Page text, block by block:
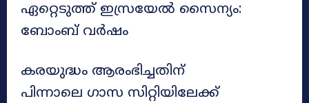
ഏറ്റെടുത്ത് ഇസ്രയേൽ സൈന്യം:
ബോംബ് വർഷം
കരയുദ്ധം ആരംഭിച്ചതിന്
പിന്നാലെ ഗാസ സിറ്റിയിലേക്ക്